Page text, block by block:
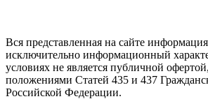
Вся представленная на сайте
исключительно информационный
условиях не является публичной
положениями Статей 435 и 437
Российской Федерации.